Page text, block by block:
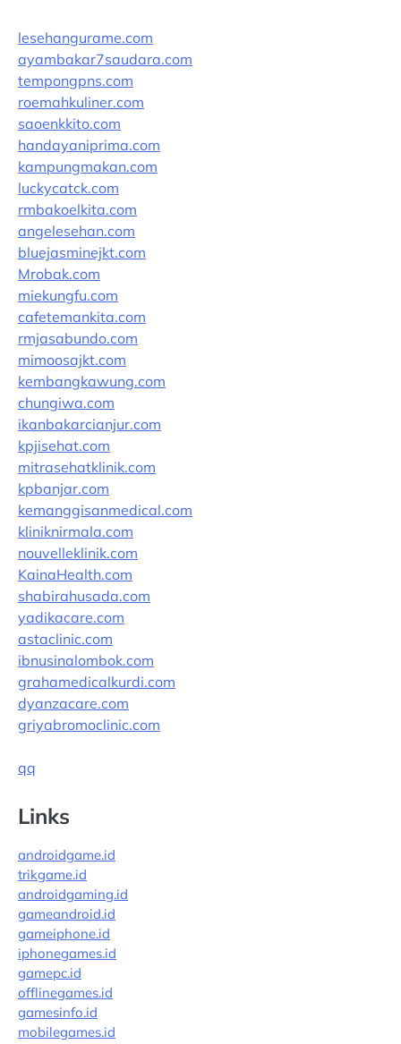
lesehangurame.com
ayambakar7saudara.com
tempongpns.com
roemahkuliner.com
saoenkkito.com
handayaniprima.com
kampungmakan.com
luckycatck.com
rmbakoelkita.com
angelesehan.com
bluejasminejkt.com
Mrobak.com
miekungfu.com
cafetemankita.com
rmjasabundo.com
mimoosajkt.com
kembangkawung.com
chungiwa.com
ikanbakarcianjur.com
kpjisehat.com
mitrasehatklinik.com
kpbanjar.com
kemanggisanmedical.com
kliniknirmala.com
nouvelleklinik.com
KainaHealth.com
shabirahusada.com
yadikacare.com
astaclinic.com
ibnusinalombok.com
grahamedicalkurdi.com
dyanzacare.com
griyabromoclinic.com
qq
Links
androidgame.id
trikgame.id
androidgaming.id
gameandroid.id
gameiphone.id
iphonegames.id
gamepc.id
offlinegames.id
gamesinfo.id
mobilegames.id